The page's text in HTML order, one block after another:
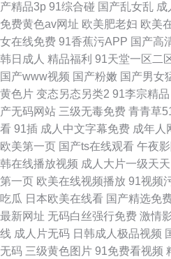
产精品3p 91综合碰 国产乱女乱 成
免费黄色av网址 欧美肥老妇 欧美
女在线免费 91香蕉污APP 国产高
韩日成人 精品福利 91天堂一区二
国产www视频 国产粉嫩 国产男女
黄色片 变态另态另类2 91李宗精品
产无码网站 三级无毒免费 青青草
看 91插 成人中文字幕免费 成年人
欧美第一页 国产ts在线观看 午夜
韩在线播放视频 成人大片一级天天
第一页 欧美在线视频播放 91视频
吃瓜 日本欧美在线看 国产精选免
最新网址 无码白丝强行免费 激情
线 成人片无码 日韩成人极品视频
无码 三级黄色图片 91免费看视频